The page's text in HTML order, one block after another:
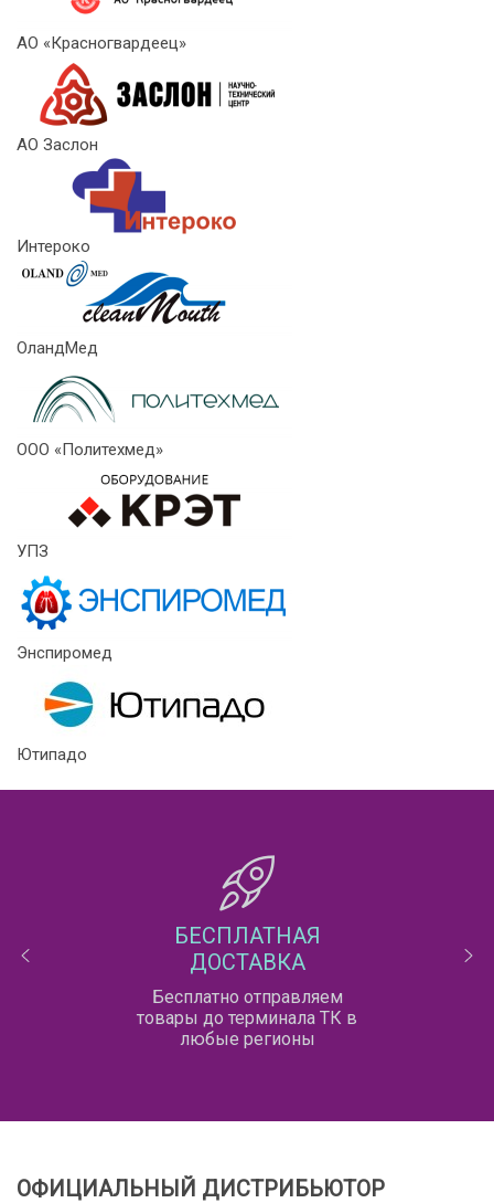
АО «Красногвардеец»
АО Заслон
Интероко
ОландМед
ООО «Политехмед»
УПЗ
Энспиромед
Ютипадо
БЕСПЛАТНАЯ
ДОСТАВКА
Бесплатно отправляем
товары до терминала ТК в
любые регионы
ОФИЦИАЛЬНЫЙ ДИСТРИБЬЮТОР